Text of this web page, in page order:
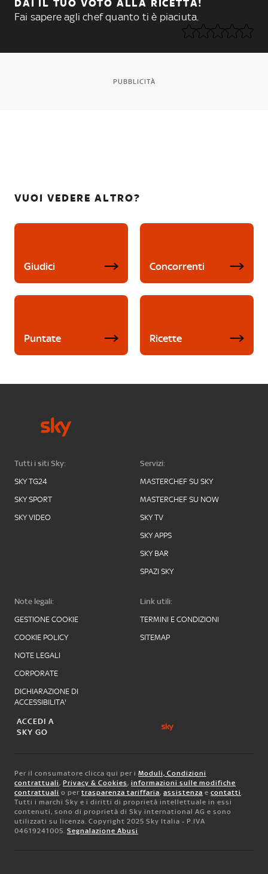
DAI IL TUO VOTO ALLA RICETTA!
Fai sapere agli chef quanto ti è piaciuta.
PUBBLICITÀ
VUOI VEDERE ALTRO?
Giudici Concorrenti
Puntate Ricette
Tutti i siti Sky:
SKY TG24
SKY SPORT
SKY VIDEO
Servizi:
MASTERCHEF SU SKY
MASTERCHEF SU NOW
SKY TV
SKY APPS
SKY BAR
SPAZI SKY
Note legali:
GESTIONE COOKIE
COOKIE POLICY
NOTE LEGALI
CORPORATE
DICHIARAZIONE DI
ACCESSIBILITA'
Link utili:
TERMINI E CONDIZIONI
SITEMAP
ACCEDI A
SKY GO
Per il consumatore clicca qui per i Moduli, Condizioni
contrattuali , Privacy & Cookies, informazioni sulle modifiche
contrattuali o per trasparenza tariffaria, assistenza e contatti
Tutti i marchi Sky e i diritti di proprietà intellettuale in essi
contenuti, sono di proprietà di Sky international AG e sono
utilizzati su licenza. Copyright 2025 Sky Italia - P.IVA
04619241005. Segnalazione Abusi